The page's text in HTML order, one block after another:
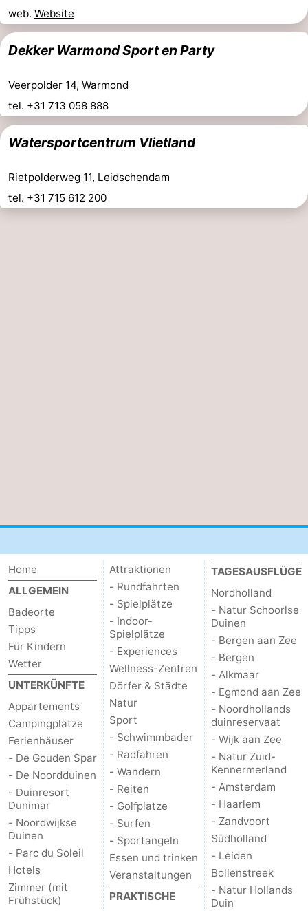
web. Website
Dekker Warmond Sport en Party
Veerpolder 14, Warmond
tel. +31 713 058 888
Watersportcentrum Vlietland
Rietpolderweg 11, Leidschendam
tel. +31 715 612 200
Home
ALLGEMEIN
Badeorte
Tipps
Für Kindern
Wetter
UNTERKÜNFTE
Appartements
Campingplätze
Ferienhäuser
- De Gouden Spar
- De Noordduinen
- Duinresort
Dunimar
- Noordwijkse
Duinen
- Parc du Soleil
Hotels
Zimmer (mit
Frühstück)
Attraktionen
- Rundfahrten
- Spielplätze
- Indoor-
Spielplätze
- Experiences
Wellness-Zentren
Dörfer & Städte
Natur
Sport
- Schwimmbader
- Radfahren
- Wandern
- Reiten
- Golfplatze
- Surfen
- Sportangeln
Essen und trinken
Veranstaltungen
PRAKTISCHE
TAGESAUSFLÜGE
Nordholland
- Natur Schoorlse
Duinen
- Bergen aan Zee
- Bergen
- Alkmaar
- Egmond aan Zee
- Noordhollands
duinreservaat
- Wijk aan Zee
- Natur Zuid-
Kennermerland
- Amsterdam
- Haarlem
- Zandvoort
Südholland
- Leiden
Bollenstreek
- Natur Hollands
Duin